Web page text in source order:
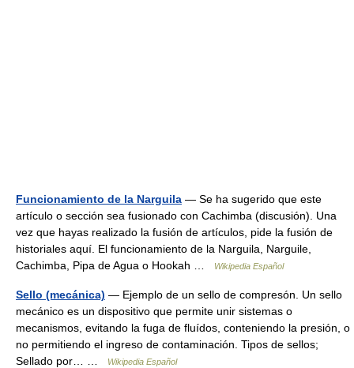
Funcionamiento de la Narguila — Se ha sugerido que este
artículo o sección sea fusionado con Cachimba (discusión). Una
vez que hayas realizado la fusión de artículos, pide la fusión de
historiales aquí. El funcionamiento de la Narguila, Narguile,
Cachimba, Pipa de Agua o Hookah …
Wikipedia Español
Sello (mecánica) — Ejemplo de un sello de compresón. Un sello
mecánico es un dispositivo que permite unir sistemas o
mecanismos, evitando la fuga de fluídos, conteniendo la presión, o
no permitiendo el ingreso de contaminación. Tipos de sellos;
Sellado por… …
Wikipedia Español